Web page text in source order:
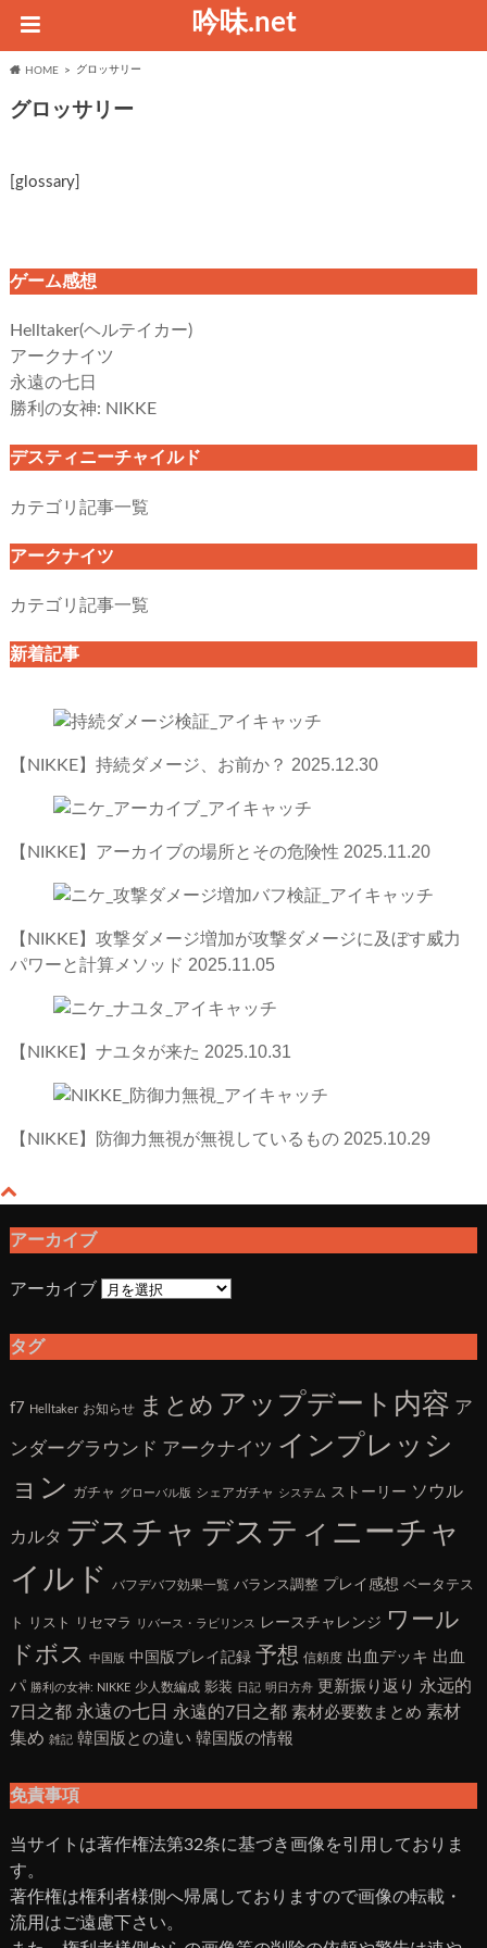
吟味.net
HOME グロッサリー
グロッサリー
[glossary]
ゲーム感想
Helltaker(ヘルテイカー)
アークナイツ
永遠の七日
勝利の女神: NIKKE
デスティニーチャイルド
カテゴリ記事一覧
アークナイツ
カテゴリ記事一覧
新着記事
【NIKKE】持続ダメージ、お前か？ 2025.12.30
【NIKKE】アーカイブの場所とその危険性 2025.11.20
【NIKKE】攻撃ダメージ増加が攻撃ダメージに及ぼす威力
パワーと計算メソッド 2025.11.05
【NIKKE】ナユタが来た 2025.10.31
【NIKKE】防御力無視が無視しているもの 2025.10.29
アーカイブ
アーカイブ
タグ
f7 Helltaker お知らせ まとめ アップデート内容 ア
ンダーグラウンド アークナイツ インプレッシ
ョン ガチャ グローバル版 シェアガチャ システム ストーリー ソウル
カルタ デスチャ デスティニーチャ
イルド
バフデバフ効果一覧 バランス調整 プレイ感想 ベータテス
ト リスト リセマラ リバース・ラビリンス レースチャレンジ ワール
ドボス
中国版 中国版プレイ記録 予想 信頼度 出血デッキ 出血
パ 勝利の女神: NIKKE 少人数編成 影装 日記 明日方舟 更新振り返り 永远的
7日之都 永遠の七日 永遠的7日之都 素材必要数まとめ 素材
集め 雑記 韓国版との違い 韓国版の情報
免責事項
当サイトは著作権法第32条に基づき画像を引用しておりま
す。
著作権は権利者様側へ帰属しておりますので画像の転載・
流用はご遠慮下さい。